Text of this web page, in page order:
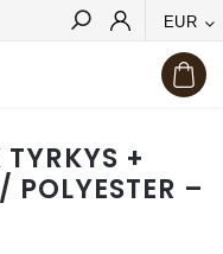
EUR
Hľadať
+
–